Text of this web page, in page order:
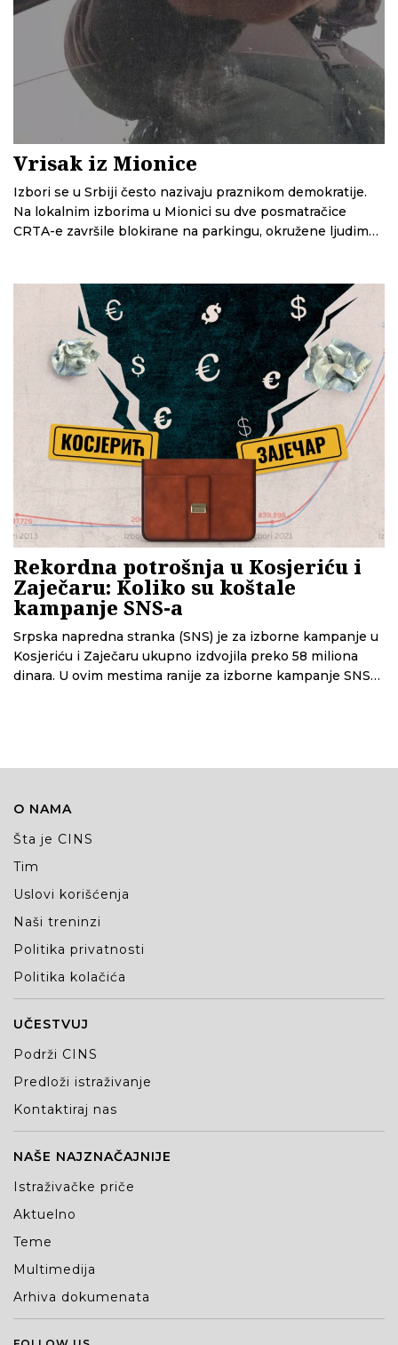
Vrisak iz Mionice
Izbori se u Srbiji često nazivaju praznikom demokratije.
Na lokalnim izborima u Mionici su dve posmatračice
CRTA-e završile blokirane na parkingu, okružene ljudima
strahu, pritiscima i nevidljivim akterima izbornog dana, ali
i kako je reagovala policija, a kako tužilaštvo.
Rekordna potrošnja u Kosjeriću i
Zaječaru: Koliko su koštale
kampanje SNS-a
Srpska napredna stranka (SNS) je za izborne kampanje u
Kosjeriću i Zaječaru ukupno izdvojila preko 58 miliona
dinara. U ovim mestima ranije za izborne kampanje SNS
O NAMA
Šta je CINS
Tim
Uslovi korišćenja
Naši treninzi
Politika privatnosti
Politika kolačića
UČESTVUJ
Podrži CINS
Predloži istraživanje
Kontaktiraj nas
NAŠE NAJZNAČAJNIJE
Istraživačke priče
Aktuelno
Teme
Multimedija
Arhiva dokumenata